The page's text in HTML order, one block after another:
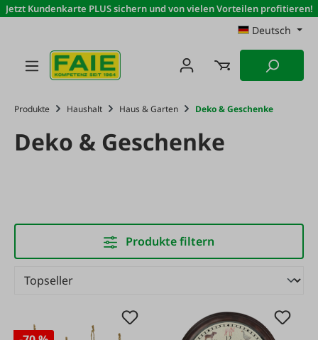
Zum Hauptinhalt springen
Jetzt Kundenkarte PLUS sichern und von vielen Vorteilen profitieren!
Deutsch
Produkte Haushalt Haus & Garten Deko & Geschenke
Deko & Geschenke
Produkte filtern